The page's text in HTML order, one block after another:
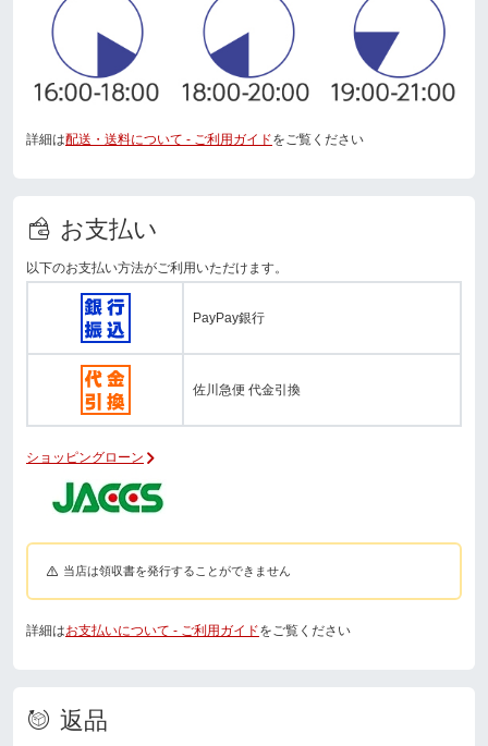
詳細は配送・送料について - ご利用ガイドをご覧ください
お支払い
以下のお支払い方法がご利用いただけます。
PayPay銀行
佐川急便 代金引換
ショッピングローン
当店は領収書を発行することができません
詳細はお支払いについて - ご利用ガイドをご覧ください
返品